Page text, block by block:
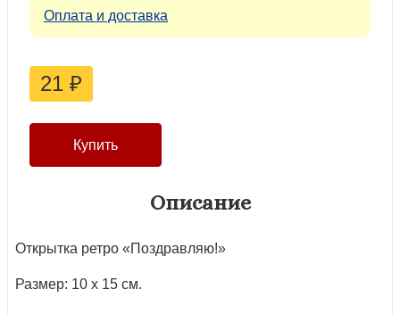
Оплата и доставка
21 ₽
Описание
Открытка ретро «Поздравляю!»
Размер: 10 х 15 см.